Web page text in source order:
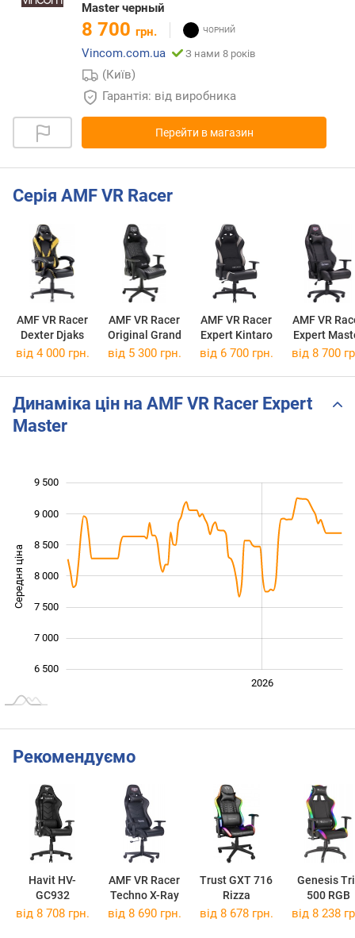
Master черный
8 700 грн.
Vincom.com.ua
З нами 8 років
(Київ)
Гарантія: від виробника
Перейти в магазин
Серія AMF VR Racer
AMF VR Racer
Dexter Djaks
AMF VR Racer
Original Grand
AMF VR Racer
Expert Kintaro
AMF VR
Expert
від 4 000 грн. від 5 300 грн. від 6 700 грн. від 8 700
Динаміка цін на AMF VR Racer Expert
Master
Середня ціна 6 500
6 500
7 000
7 500
8 000
8 500
9 000
9 500
2026
Рекомендуємо
Havit HV-
GC932
AMF VR Racer
Techno X-Ray
Trust GXT 716
Rizza
Genesis
500 RGB
від 8 708 грн. від 8 690 грн. від 8 678 грн. від 8 238